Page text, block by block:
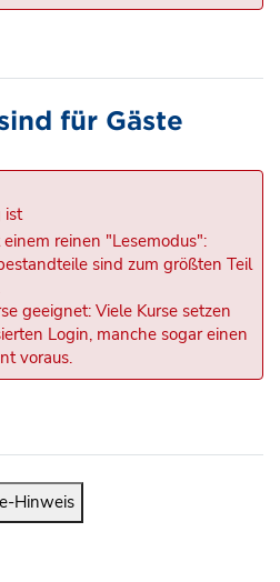
für Gäste
ist
reinen "Lesemodus":
sind zum größten Teil
geeignet: Viele Kurse setzen
Login, manche sogar einen
voraus.
Hinweis